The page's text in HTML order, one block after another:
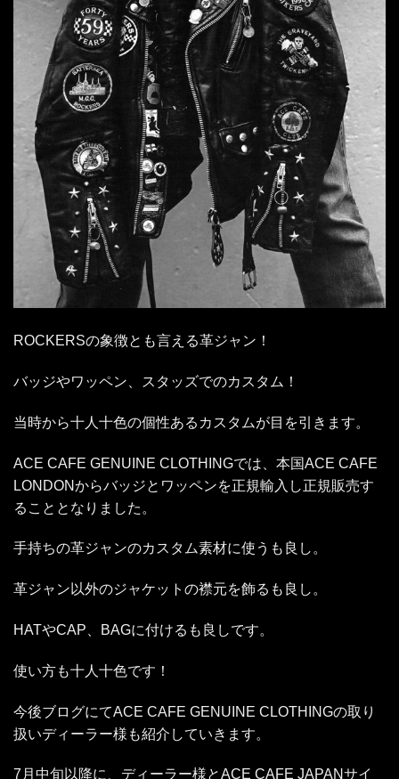
ROCKERSの象徴とも言える革ジャン！
バッジやワッペン、スタッズでのカスタム！
当時から十人十色の個性あるカスタムが目を引きます。
ACE CAFE GENUINE CLOTHINGでは、本国ACE CAFE
LONDONからバッジとワッペンを正規輸入し正規販売す
ることとなりました。
手持ちの革ジャンのカスタム素材に使うも良し。
革ジャン以外のジャケットの襟元を飾るも良し。
HATやCAP、BAGに付けるも良しです。
使い方も十人十色です！
今後ブログにてACE CAFE GENUINE CLOTHINGの取り
扱いディーラー様も紹介していきます。
7月中旬以降に、ディーラー様とACE CAFE JAPANサイ